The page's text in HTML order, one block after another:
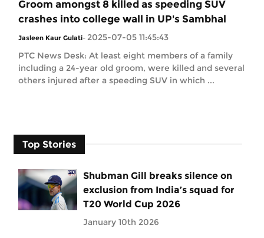
Groom amongst 8 killed as speeding SUV
crashes into college wall in UP's Sambhal
Jasleen Kaur Gulati- 2025-07-05 11:45:43
PTC News Desk: At least eight members of a family
including a 24-year old groom, were killed and several
others injured after a speeding SUV in which ...
Top Stories
Shubman Gill breaks silence on
exclusion from India’s squad for
T20 World Cup 2026
January 10th 2026